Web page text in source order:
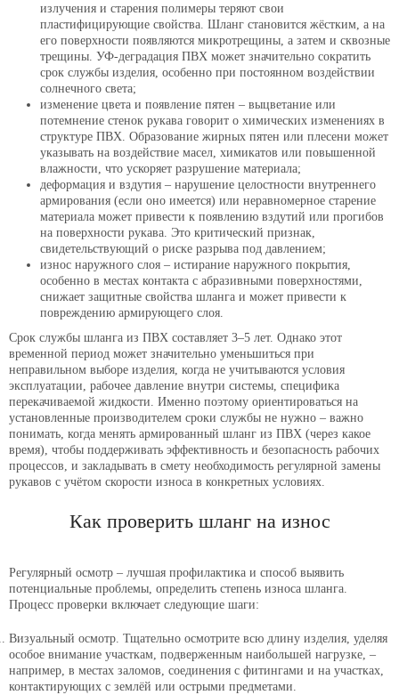
излучения и старения полимеры теряют свои
пластифицирующие свойства. Шланг становится жёстким, а на
его поверхности появляются микротрещины, а затем и сквозные
трещины. УФ-деградация ПВХ может значительно сократить
срок службы изделия, особенно при постоянном воздействии
солнечного света;
изменение цвета и появление пятен – выцветание или
потемнение стенок рукава говорит о химических изменениях в
структуре ПВХ. Образование жирных пятен или плесени может
указывать на воздействие масел, химикатов или повышенной
влажности, что ускоряет разрушение материала;
деформация и вздутия – нарушение целостности внутреннего
армирования (если оно имеется) или неравномерное старение
материала может привести к появлению вздутий или прогибов
на поверхности рукава. Это критический признак,
свидетельствующий о риске разрыва под давлением;
износ наружного слоя – истирание наружного покрытия,
особенно в местах контакта с абразивными поверхностями,
снижает защитные свойства шланга и может привести к
повреждению армирующего слоя.
Срок службы шланга из ПВХ составляет 3–5 лет. Однако этот
временной период может значительно уменьшиться при
неправильном выборе изделия, когда не учитываются условия
эксплуатации, рабочее давление внутри системы, специфика
перекачиваемой жидкости. Именно поэтому ориентироваться на
установленные производителем сроки службы не нужно – важно
понимать, когда менять армированный шланг из ПВХ (через какое
время), чтобы поддерживать эффективность и безопасность рабочих
процессов, и закладывать в смету необходимость регулярной замены
рукавов с учётом скорости износа в конкретных условиях.
Как проверить шланг на износ
Регулярный осмотр – лучшая профилактика и способ выявить
потенциальные проблемы, определить степень износа шланга.
Процесс проверки включает следующие шаги:
Визуальный осмотр. Тщательно осмотрите всю длину изделия, уделяя
особое внимание участкам, подверженным наибольшей нагрузке, –
например, в местах заломов, соединения с фитингами и на участках,
контактирующих с землёй или острыми предметами.